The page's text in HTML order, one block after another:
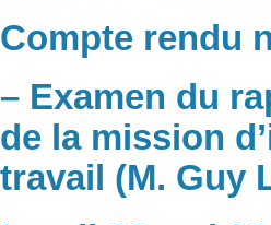
Compte rendu
– Examen du
de la mission
travail (M. Guy